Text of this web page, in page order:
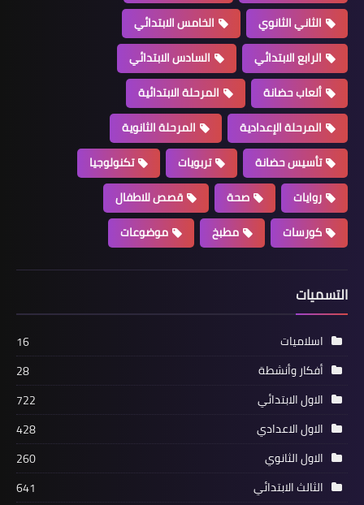
الثاني الثانوي
الخامس الابتدائي
الرابع الابتدائي
السادس الابتدائي
ألعاب حضانة
المرحلة الابتدائية
المرحلة الإعدادية
المرحلة الثانوية
تأسيس حضانة
تربويات
تكنولوجيا
روايات
صحة
قصص للاطفال
كورسات
مطبخ موضوعات
التسميات
اسلاميات
16
أفكار وأنشطة
28
الاول الابتدائي
722
الاول الاعدادي
428
الاول الثانوي
260
الثالث الابتدائي
641